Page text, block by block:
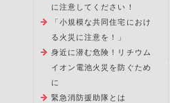
に注意してください！
「小規模な共同住宅におけ
る火災に注意を！」
身近に潜む危険！リチウム
イオン電池火災を防ぐため
に
緊急消防援助隊とは